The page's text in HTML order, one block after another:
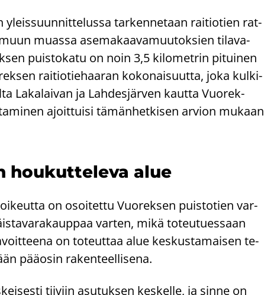
yleis­suun­nit­te­lus­sa tar­ken­ne­taan rai­tio­tien rat­
muas­sa ase­ma­kaa­va­muu­tok­sien ti­la­va­
puis­to­ka­tu on noin 3,5 ki­lo­met­rin pi­tui­nen
rai­tio­tie­haa­ran ko­ko­nai­suut­ta, joka kul­ki­
La­ka­lai­van ja Lah­des­jär­ven kaut­ta Vuo­rek­
ajoit­tui­si tä­män­het­ki­sen ar­vion mu­kaan
hou­kut­te­le­va alue
on osoi­tet­tu Vuo­rek­sen puis­to­tien var­
var­ten, mikä to­teu­tues­saan
on to­teut­taa alue kes­kus­ta­mai­sen te­
pää­osin ra­ken­teel­li­se­na.
tii­viin asu­tuk­sen kes­kel­le, ja sinne on